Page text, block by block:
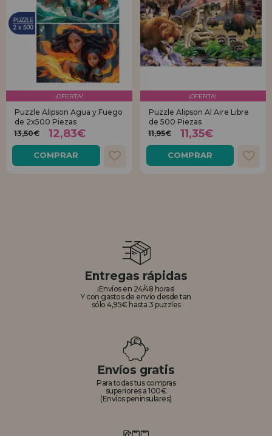
¡OFERTA!
Puzzle Alipson Agua y Fuego
de 2x500 Piezas
13,50€
12,83€
COMPRAR
¡OFERTA!
Puzzle Alipson Al Aire Libre
de 500 Piezas
11,95€
11,35€
COMPRAR
Entregas rápidas
¡Envíos en 24/48 horas!
Y con gastos de envío desde tan
sólo 4,95€ hasta 3 puzzles
Envíos gratis
Para todas tus compras
superiores a 100€
(Envíos peninsulares)